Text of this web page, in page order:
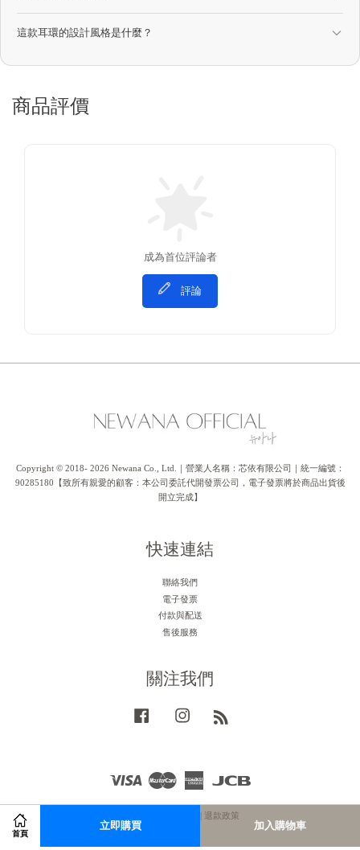
首頁
立即購買 加入購物車
這款耳環的設計風格是什麼？
商品評價
成為首位評論者
評論
Copyright © 2018- 2026 Newana Co., Ltd.｜營業人名稱：芯依有限公司｜統一編號：
90285180【致所有親愛的顧客：本公司委託代開發票公司，電子發票將於商品出貨後
開立完成】
快速連結
聯絡我們
電子發票
付款與配送
售後服務
關注我們
Facebook Instagram
Visa
American
退款政策